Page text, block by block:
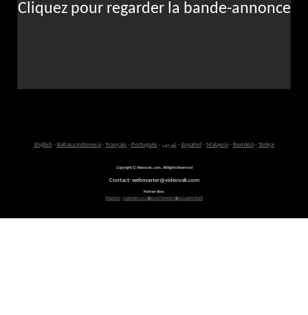
Cliquez pour regarder la bande-annonce
English - Bahasa Indonesia- Français - Português - عربى- Español - Malaysia- Română- Türkçe
Copyright © Videovak.com. All Rights Reserved
Contact: webmaster@videovak.com
Partner sites:
Waptrick-Gazeteler ve G�ncel Haberler i�in Gazete Keyfi